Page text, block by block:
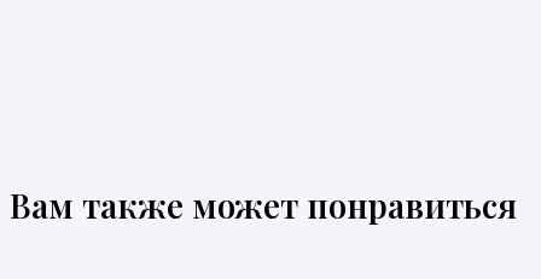
Вам также может понравиться